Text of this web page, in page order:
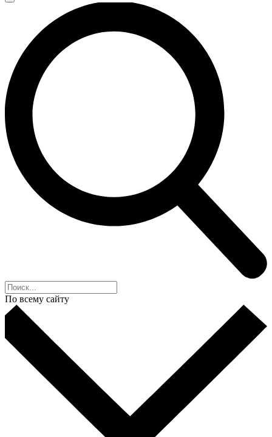
По всему сайту